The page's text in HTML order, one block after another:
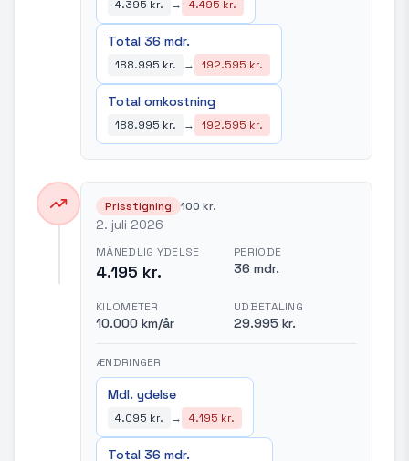
4.395 kr. → 4.495 kr.
Total 36 mdr.
188.995 kr. → 192.595 kr.
Total omkostning
188.995 kr. → 192.595 kr.
Prisstigning 100 kr.
2. juli 2026
MÅNEDLIG YDELSE
4.195 kr.
PERIODE
36 mdr.
KILOMETER
10.000 km/år
UDBETALING
29.995 kr.
ÆNDRINGER
Mdl. ydelse
4.095 kr. → 4.195 kr.
Total 36 mdr.